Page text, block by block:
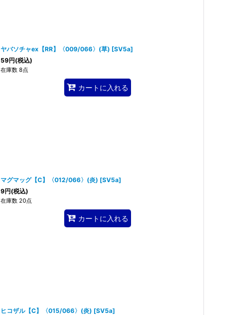
ヤバソチャex【RR】〈009/066〉(草) [SV5a]
59円(税込)
在庫数 8点
カートに入れる
マグマッグ【C】〈012/066〉(炎) [SV5a]
9円(税込)
在庫数 20点
カートに入れる
ヒコザル【C】〈015/066〉(炎) [SV5a]